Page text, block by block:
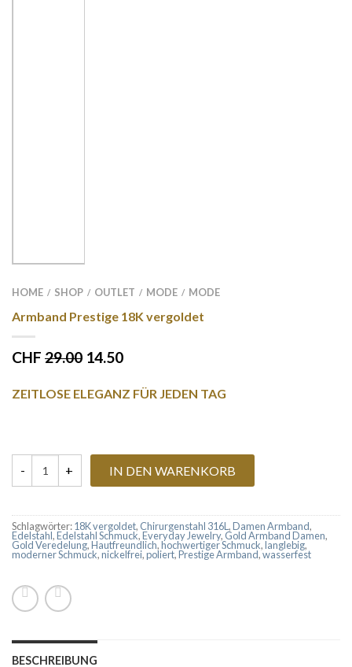
HOME / SHOP / OUTLET / MODE / MODE
Armband Prestige 18K vergoldet
CHF 29.00 14.50
ZEITLOSE ELEGANZ FÜR JEDEN TAG
IN DEN WARENKORB
Schlagwörter:18K vergoldet, Chirurgenstahl 316L ,Damen Armband,
Edelstahl,Edelstahl Schmuck,Everyday Jewelry, Gold Armband Damen,
Gold Veredelung,Hautfreundlich,hochwertiger Schmuck,langlebig,
moderner Schmuck,nickelfrei,poliert,Prestige Armband,wasserfest
BESCHREIBUNG